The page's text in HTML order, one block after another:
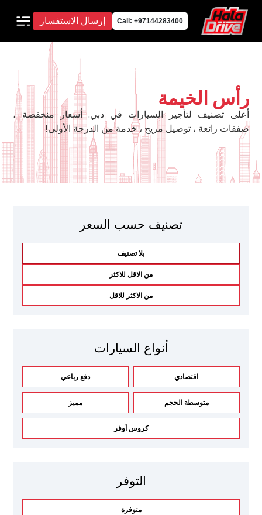
Call: +97144283400 إرسال الاستفسار
رأس الخيمة
أعلى تصنيف لتأجير السيارات في دبي. أسعار منخفضة ،
صفقات رائعة ، توصيل مريح ، خدمة من الدرجة الأولى!
تصنيف حسب السعر
بلا تصنيف
من الاقل للاكثر
من الاكثر للاقل
أنواع السيارات
اقتصادي دفع رباعي
متوسطة الحجم مميز
كروس أوفر
التوفر
متوفرة